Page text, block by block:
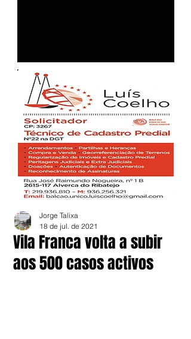
Vila Franca volta a subir
aos 500 casos activos
Jorge Talixa
18 de jul. de 2021